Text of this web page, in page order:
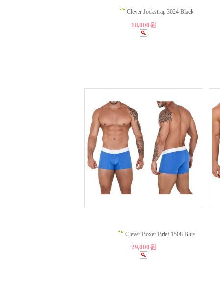
Clever Jockstrap 3024 Black
18,000원
Clever Boxer Brief 1508 Blue
29,000원